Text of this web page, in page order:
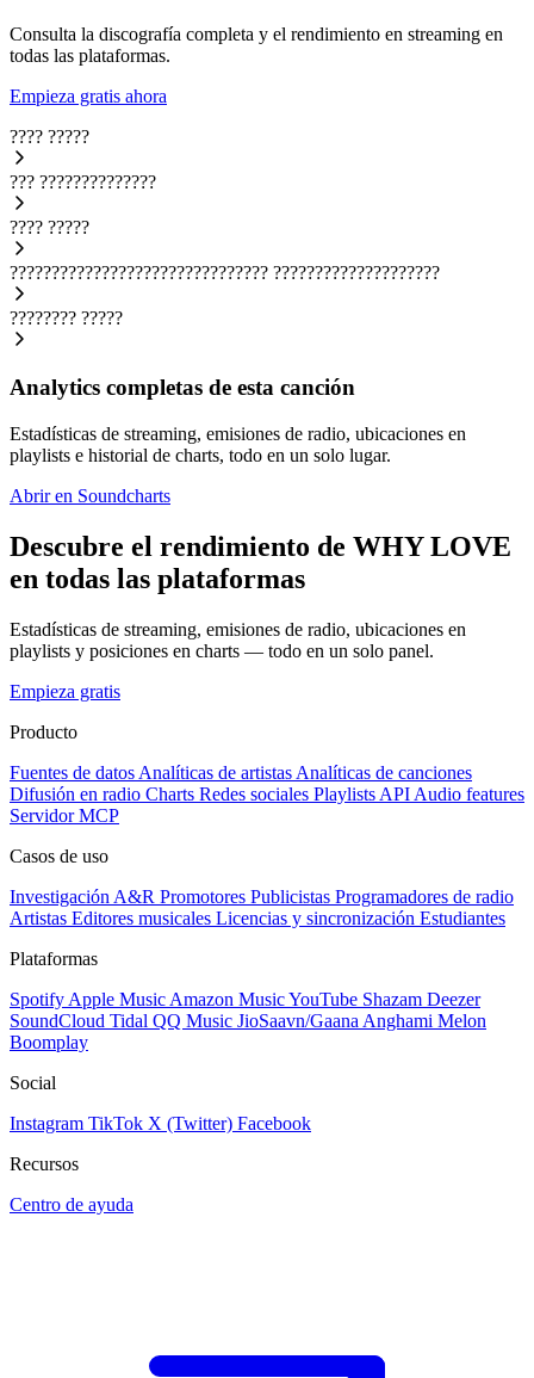
Consulta la discografía completa y el rendimiento en streaming en
todas las plataformas.
Empieza gratis ahora
???? ?????
??? ??????????????
???? ?????
??????????????????????????????? ????????????????????
???????? ?????
Analytics completas de esta canción
Estadísticas de streaming, emisiones de radio, ubicaciones en
playlists e historial de charts, todo en un solo lugar.
Abrir en Soundcharts
Descubre el rendimiento de WHY LOVE
en todas las plataformas
Estadísticas de streaming, emisiones de radio, ubicaciones en
playlists y posiciones en charts — todo en un solo panel.
Empieza gratis
Producto
Fuentes de datos Analíticas de artistas Analíticas de canciones
Difusión en radio Charts Redes sociales Playlists API Audio features
Servidor MCP
Casos de uso
Investigación A&R Promotores Publicistas Programadores de radio
Artistas Editores musicales Licencias y sincronización Estudiantes
Plataformas
Spotify Apple Music Amazon MusicYouTube Shazam Deezer
SoundCloud Tidal QQ Music JioSaavn/Gaana Anghami Melon
Boomplay
Social
Instagram TikTok X (Twitter) Facebook
Recursos
Centro de ayuda